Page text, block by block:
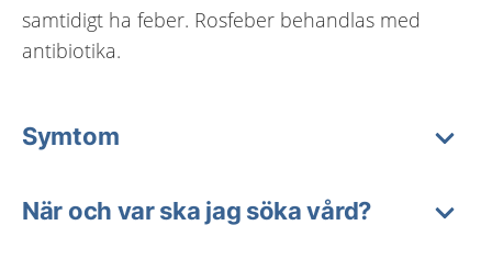
samtidigt ha feber. Rosfeber behandlas med
antibiotika.
Symtom
När och var ska jag söka vård?